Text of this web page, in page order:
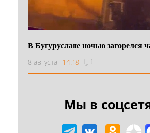
В Бугуруслане ночью загорелся
8 августа 14:18
Мы в